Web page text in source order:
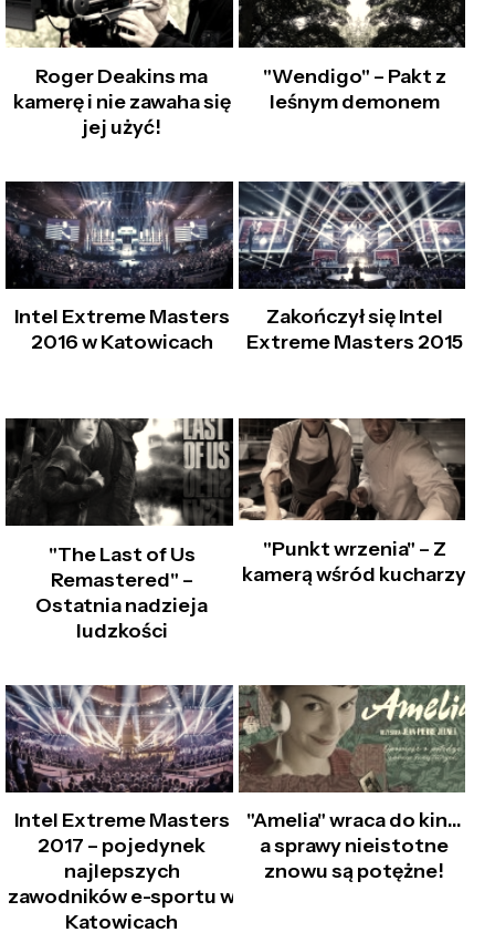
Roger Deakins ma
kamerę i nie zawaha się
jej użyć!
"Wendigo" – Pakt z
leśnym demonem
Intel Extreme Masters
2016 w Katowicach
Zakończył się Intel
Extreme Masters 2015
"The Last of Us
Remastered" –
Ostatnia nadzieja
ludzkości
"Punkt wrzenia" – Z
kamerą wśród kucharzy
Intel Extreme Masters
2017 – pojedynek
najlepszych
zawodników e-sportu w
Katowicach
"Amelia" wraca do kin…
a sprawy nieistotne
znowu są potężne!